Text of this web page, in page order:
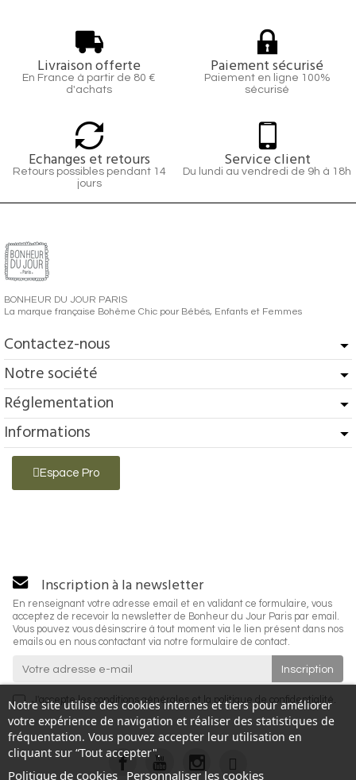
Livraison offerte
En France à partir de 80 €
d'achats
Paiement sécurisé
Paiement en ligne 100%
sécurisé
Echanges et retours
Retours possibles pendant 14
jours
Service client
Du lundi au vendredi de 9h à 18h
BONHEUR DU JOUR PARIS
La marque française Bohème Chic pour Bébés, Enfants et Femmes
Contactez-nous
Notre société
Réglementation
Informations
Espace Pro
Notre site utilise des cookies internes et tiers pour améliorer
votre expérience de navigation et réaliser des statistiques de
fréquentation. Vous pouvez accepter leur utilisation en
cliquant sur “Tout accepter".
Politique de cookies Personnaliser les cookies
Inscription à la newsletter
En renseignant votre adresse email et en validant ce formulaire, vous
acceptez de recevoir la newsletter de Bonheur du Jour Paris par email.
Vous pouvez vous désinscrire à tout moment via le lien présent dans nos
emails ou en nous contactant via notre formulaire de contact.
J'accepte les conditions générales et la politique de confidentialité.